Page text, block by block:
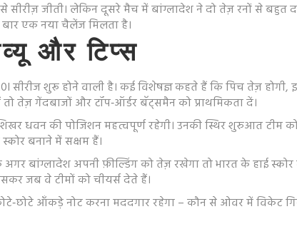
सीरीज़ जीती। लेकिन दूसरे मैच में बांग्लादेश ने दो तेज़ रनों से बहुत
एक नया चैलेंज मिलता है।
और टिप्स
शुरू होने वाली है। कई विशेषज्ञ कहते हैं कि पिच तेज़ होगी,
तेज़ गेंदबाजों और टॉप‑ऑर्डर बॅट्समैन को प्राथमिकता दें।
धवन की पोजिशन महत्वपूर्ण रहेगी। उनकी स्थिर शुरुआत टीम
बनाने में सक्षम हैं।
बांग्लादेश अपनी फ़ील्डिंग को तेज़ रखेगा तो भारत के हाई
जब वे टीमों को चीयर्स देते हैं।
आँकड़े नोट करना मददगार रहेगा – कौन से ओवर में विकेट